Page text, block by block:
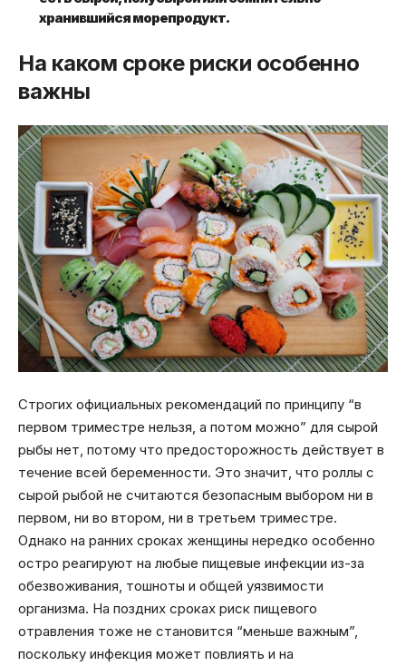
хранившийся морепродукт.
На каком сроке риски особенно
важны
Строгих официальных рекомендаций по принципу “в
первом триместре нельзя, а потом можно” для сырой
рыбы нет, потому что предосторожность действует в
течение всей беременности. Это значит, что роллы с
сырой рыбой не считаются безопасным выбором ни в
первом, ни во втором, ни в третьем триместре.
Однако на ранних сроках женщины нередко особенно
остро реагируют на любые пищевые инфекции из-за
обезвоживания, тошноты и общей уязвимости
организма. На поздних сроках риск пищевого
отравления тоже не становится “меньше важным”,
поскольку инфекция может повлиять и на